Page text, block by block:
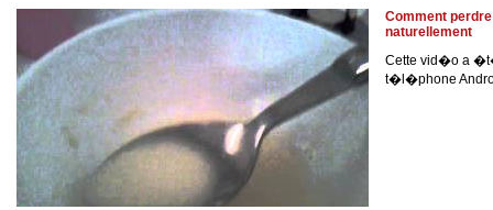
Comment
naturellement
Cette vid�o a
t�l�phone